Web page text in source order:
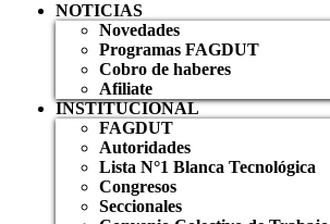
NOTICIAS
Novedades
Programas FAGDUT
Cobro de haberes
Afiliate
INSTITUCIONAL
FAGDUT
Autoridades
Lista N°1 Blanca Tecnológica
Congresos
Seccionales